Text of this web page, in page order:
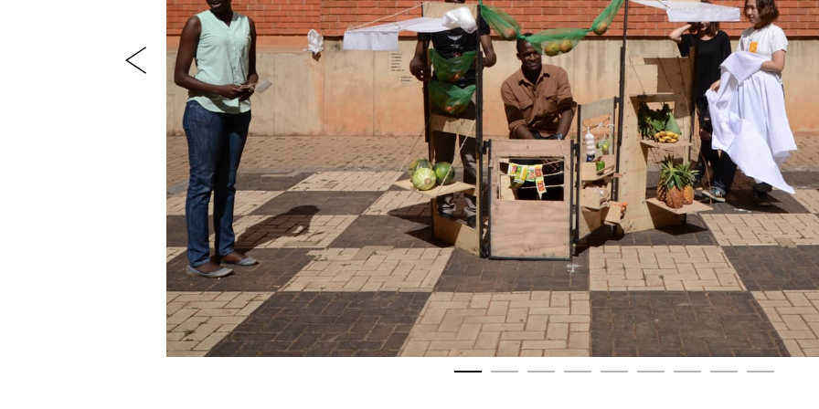
Previous